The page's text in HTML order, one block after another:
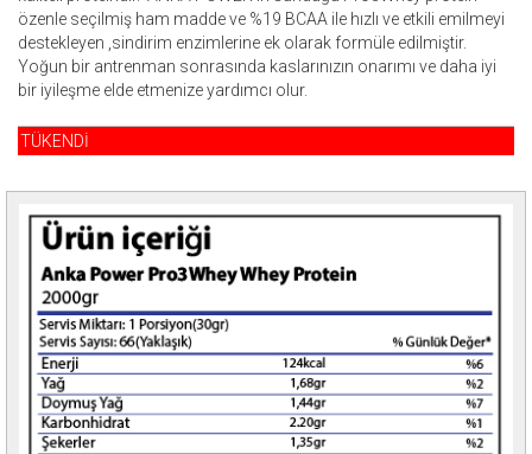
özenle seçilmiş ham madde ve %19 BCAA ile hızlı ve etkili emilmeyi
destekleyen ,sindirim enzimlerine ek olarak formüle edilmiştir.
Yoğun bir antrenman sonrasında kaslarınızın onarımı ve daha iyi
bir iyileşme elde etmenize yardımcı olur.
TÜKENDİ